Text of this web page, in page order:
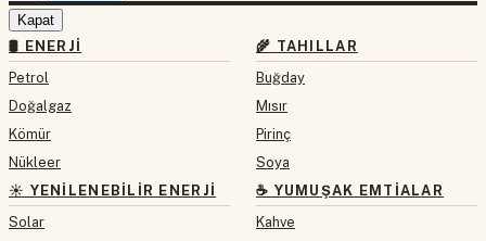
Kapat
🛢 ENERJI
Petrol
Doğalgaz
Kömür
Nükleer
☀️ YENILENEBILIR ENERJI
Solar
🌾 TAHILLAR
Buğday
Mısır
Pirinç
Soya
☕ YUMUŞAK EMTIALAR
Kahve